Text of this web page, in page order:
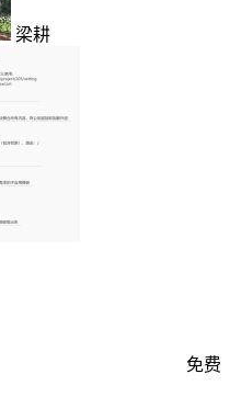
梁耕
免费